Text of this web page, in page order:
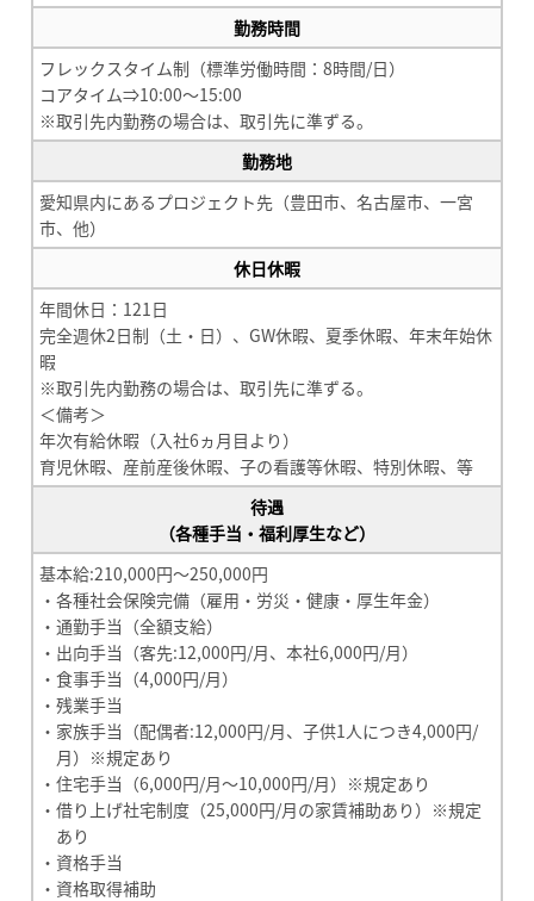
勤務時間
フレックスタイム制（標準労働時間：8時間/日）
コアタイム⇒10:00～15:00
※取引先内勤務の場合は、取引先に準ずる。
勤務地
愛知県内にあるプロジェクト先（豊田市、名古屋市、一宮
市、他）
休日休暇
年間休日：121日
完全週休2日制（土・日）、GW休暇、夏季休暇、年末年始休
暇
※取引先内勤務の場合は、取引先に準ずる。
＜備考＞
年次有給休暇（入社6ヵ月目より）
育児休暇、産前産後休暇、子の看護等休暇、特別休暇、等
待遇
（各種手当・福利厚生など）
基本給:210,000円～250,000円
・各種社会保険完備（雇用・労災・健康・厚生年金）
・通勤手当（全額支給）
・出向手当（客先:12,000円/月、本社6,000円/月）
・食事手当（4,000円/月）
・残業手当
・家族手当（配偶者:12,000円/月、子供1人につき4,000円/
月）※規定あり
・住宅手当（6,000円/月～10,000円/月）※規定あり
・借り上げ社宅制度（25,000円/月の家賃補助あり）※規定
あり
・資格手当
・資格取得補助